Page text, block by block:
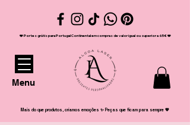
❤️ Portes grátis para Portugal Continental em compras de valor igual ou superior a 65€ ❤️
Menu
Mais do que produtos, criamos emoções ✨ Peças que ficam para sempre 💖